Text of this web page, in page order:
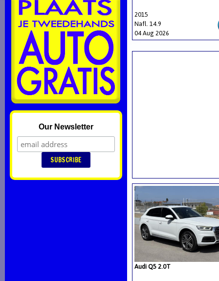
2015
Nafl. 14.9
04 Aug 2026
Audi Q5 2.0T
Our Newsletter